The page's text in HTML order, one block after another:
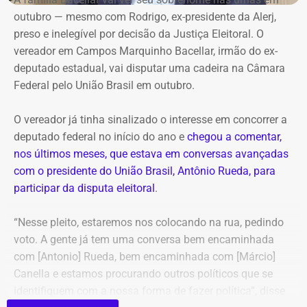
não encontrou elementos suficientes para impor as
medidas antes da apresentação das defesas e da
produção de provas.
Pedido de reconsideração
Após a negativa, o Município de Búzios apresentou, em
19 de julho, um pedido de reconsideração parcial.
Na nova manifestação, a prefeitura deixou de insistir na
retirada ampla das publicações. Passou a concentrar a
a Meta não conseguisse vincular a uma pessoa autêntica
e, subsidiariamente, a proibição de anúncios,
monetização e impulsionamentos políticos enquanto
seus responsáveis não fossem identificados.
afirma que tentou descobrir quanto recebe o prefeito, mas
não conseguiu porque o Portal da Transparência estava
fora do ar.
Oficialmente, o município integra o Noroeste Fluminense
e tinha população estimada em 7.584 habitantes até o
R$ 28.435,51 em 2023. Em 2024, a prefeitura
contabilizou R$ 97,4 milhões em receitas brutas.
Dados usados no vídeo levantam
Algumas das informações apresentadas por Victor
Antoun, no entanto, precisam ser contextualizadas.
outubro — mesmo com Rodrigo, ex-presidente da Alerj,
preso e inelegível por decisão da Justiça Eleitoral. O
vereador em Campos Marquinho Bacellar, irmão do ex-
deputado estadual, vai disputar uma cadeira na Câmara
Federal pelo União Brasil em outubro.
O vereador já tinha sinalizado o interesse em concorrer a
deputado federal no início do ano e chegou a comentar,
nos últimos meses, que estava em conversas avançadas
com o presidente do União Brasil, Antônio Rueda, para
participar da disputa eleitoral.
“Nesse pleito, estaremos nos colocando na rua, pedindo
voto. A gente já tem uma conversa bem encaminhada
com [Antonio] Rueda, bem encaminhada com [Márcio]
Canella e estamos procurando outros políticos que se